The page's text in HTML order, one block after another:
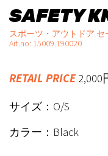
SAFETY
スポーツ・アウトドア
Art.no: 15009.190020
RETAIL PRICE2,000
サイズ：O/S
カラー：Black